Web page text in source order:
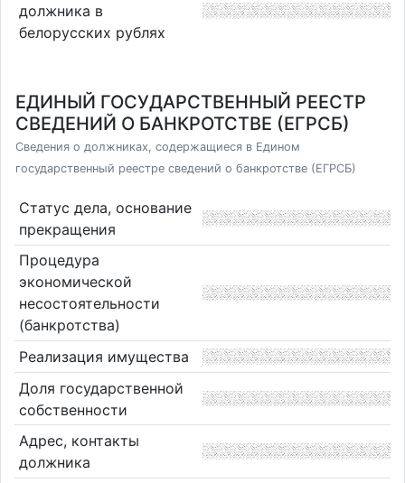
должника в
белорусских рублях
ЕДИНЫЙ ГОСУДАРСТВЕННЫЙ РЕЕСТР
СВЕДЕНИЙ О БАНКРОТСТВЕ (ЕГРСБ)
Сведения о должниках, содержащиеся в Едином
государственный реестре сведений о банкротстве (ЕГРСБ)
Статус дела, основание
прекращения
Процедура
экономической
несостоятельности
(банкротства)
Реализация имущества
Доля государственной
собственности
Адрес, контакты
должника